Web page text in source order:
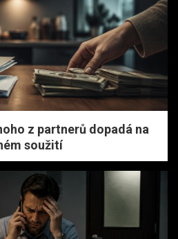
z partnerů dopadá na
soužití